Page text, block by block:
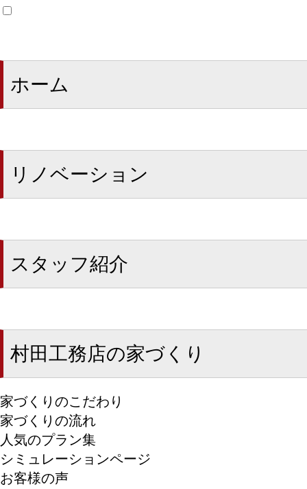
ホーム
リノベーション
スタッフ紹介
村田工務店の家づくり
家づくりのこだわり
家づくりの流れ
人気のプラン集
シミュレーションページ
お客様の声